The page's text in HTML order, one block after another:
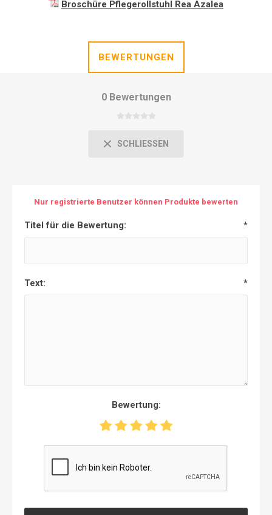
Broschüre Pflegerollstuhl Rea Azalea
BEWERTUNGEN
0 Bewertungen
SCHLIESSEN
Nur registrierte Benutzer können Produkte bewerten
Titel für die Bewertung: *
Text: *
Bewertung: